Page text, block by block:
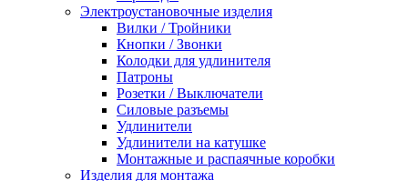
Электроустановочные изделия
Вилки / Тройники
Кнопки / Звонки
Колодки для удлинителя
Патроны
Розетки / Выключатели
Силовые разъемы
Удлинители
Удлинители на катушке
Монтажные и распаячные коробки
Изделия для монтажа